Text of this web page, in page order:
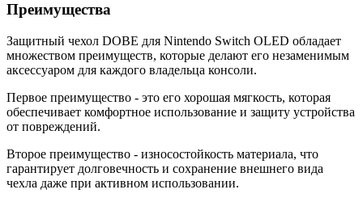
Преимущества
Защитный чехол DOBE для Nintendo Switch OLED обладает
множеством преимуществ, которые делают его незаменимым
аксессуаром для каждого владельца консоли.
Первое преимущество - это его хорошая мягкость, которая
обеспечивает комфортное использование и защиту устройства
от повреждений.
Второе преимущество - износостойкость материала, что
гарантирует долговечность и сохранение внешнего вида
чехла даже при активном использовании.